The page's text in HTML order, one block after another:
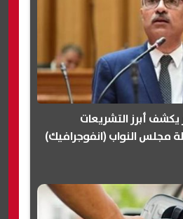
أبرز التشريعات
مجلس النواب (انفوجرافيك)